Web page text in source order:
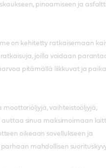
pinoamiseen ja
on kehitetty ratkaisemaan
joilla voidaan
pitämällä liikkuvat ja
moottoriöljyjä, vaihteistoöljyjä,
sinua maksimoimaan
oikeaan sovellukseen ja
mahdollisen